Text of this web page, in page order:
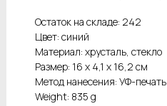
Остаток на складе: 242
Цвет: синий
Материал: хрусталь, стекло
Размер: 16 х 4,1 х 16,2 см
Метод нанесения: УФ-печать
Weight: 835 g